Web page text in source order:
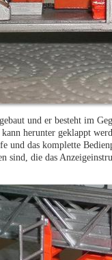
und er besteht im
herunter geklappt
und das komplette
die das